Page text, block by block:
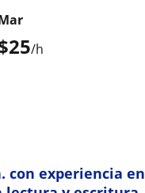
25/h
con experiencia